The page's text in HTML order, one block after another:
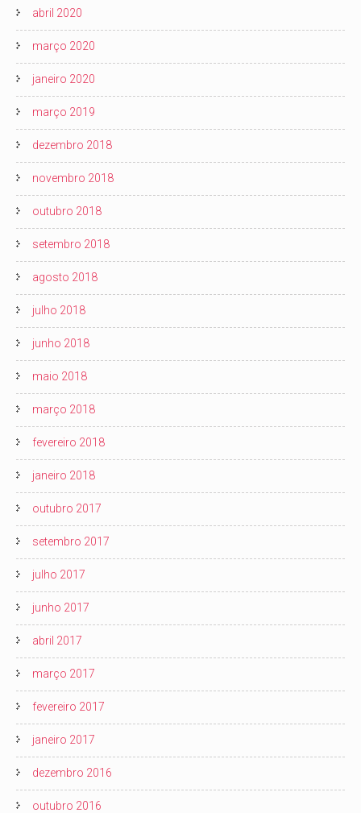
abril 2020
março 2020
janeiro 2020
março 2019
dezembro 2018
novembro 2018
outubro 2018
setembro 2018
agosto 2018
julho 2018
junho 2018
maio 2018
março 2018
fevereiro 2018
janeiro 2018
outubro 2017
setembro 2017
julho 2017
junho 2017
abril 2017
março 2017
fevereiro 2017
janeiro 2017
dezembro 2016
outubro 2016